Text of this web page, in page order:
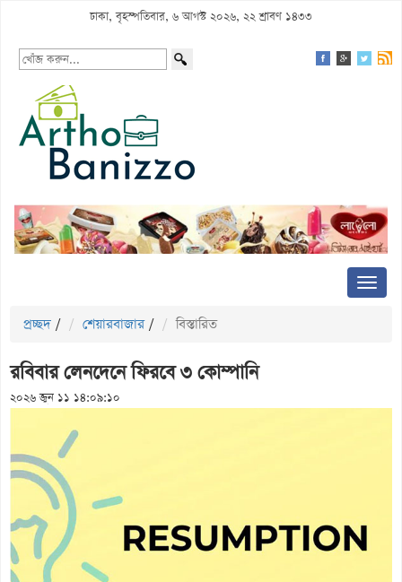
ঢাকা, বৃহস্পতিবার, ৬ আগস্ট ২০২৬, ২২ শ্রাবণ ১৪৩৩
প্রচ্ছদ / শেয়ারবাজার / বিস্তারিত
রবিবার লেনদেনে ফিরবে ৩ কোম্পানি
২০২৬ জুন ১১ ১৪:০৯:১০